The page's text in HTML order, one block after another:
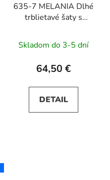
635-7 MELANIA Dlhé
trblietavé šaty s
rukávmi - broskyňové
Skladom do 3-5 dní
64,50 €
DETAIL